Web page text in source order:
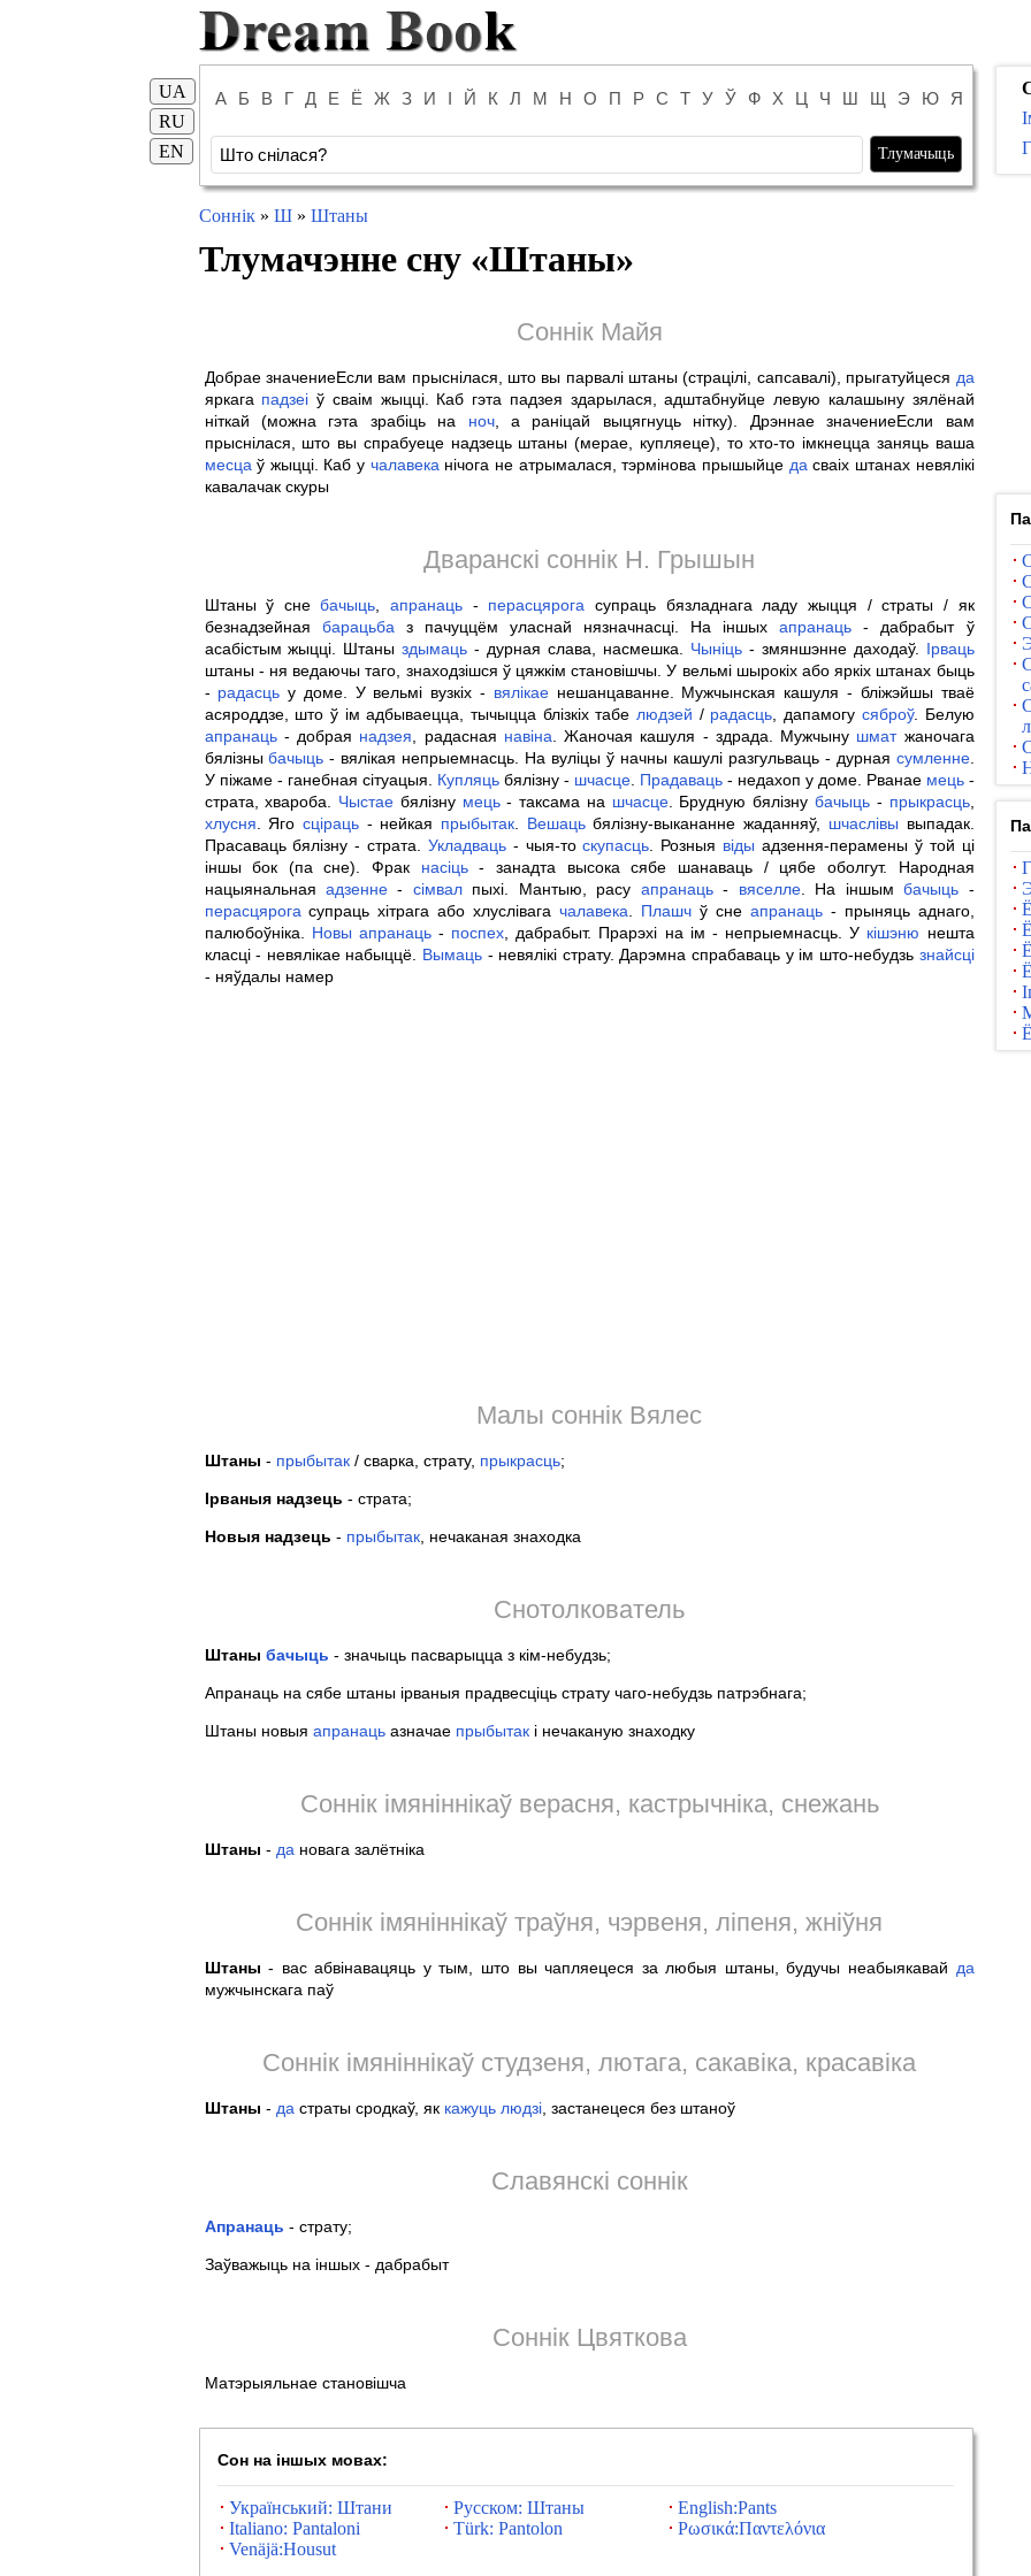
А Б В Г Д Е Ё Ж З И І Й К Л М Н О П Р С Т У Ў Ф Х Ц Ч Ш Щ Э Ю Я
UA
RU
EN
Соннік» Ш» Штаны
Тлумачэнне сну «Штаны»
Соннік Майя
Добрае значениеЕсли вам прыснілася, што вы парвалі штаны (страцілі, сапсавалі), прыгатуйцеся да
яркага падзеі ў сваім жыцці. Каб гэта падзея здарылася, адштабнуйце левую калашыну зялёнай
ніткай (можна гэта зрабіць на ноч, а раніцай выцягнуць нітку). Дрэннае значениеЕсли вам
прыснілася, што вы спрабуеце надзець штаны (мерае, купляеце), то хто-то імкнецца заняць ваша
месца ў жыцці. Каб у чалавека нічога не атрымалася, тэрмінова прышыйце да сваіх штанах невялікі
кавалачак скуры
Дваранскі соннік Н. Грышын
Штаны ў снебачыць ,апранаць - перасцярога супраць бязладнага ладу жыцця / страты / як
безнадзейная барацьба з пачуццём уласнай нязначнасці. На іншыхапранаць - дабрабыт ў
асабістым жыцці. Штаныздымаць - дурная слава, насмешка. Чыніць- змяншэнне даходаў. Ірваць
штаны - ня ведаючы таго, знаходзішся ў цяжкім становішчы. У вельмі шырокіх або яркіх штанах быць
- радасць у доме. У вельмі вузкіх - вялікаенешанцаванне. Мужчынская кашуля - бліжэйшы тваё
асяроддзе, што ў ім адбываецца, тычыцца блізкіх табе людзей / радасць , дапамогу сяброў. Белую
апранаць- добрая надзея , радасная навіна . Жаночая кашуля - здрада. Мужчыну шматжаночага
бялізныбачыць - вялікая непрыемнасць. На вуліцы ў начны кашулі разгульваць - дурная сумленне.
У піжаме - ганебная сітуацыя. Купляцьбялізну - шчасце. Прадаваць- недахоп у доме. Рванае мець-
страта, хвароба. Чыстае бялізну мець- таксама на шчасце. Брудную бялізну бачыць- прыкрасць,
хлусня . Яго сціраць- нейкая прыбытак Вешацьбялізну-выкананне жаданняў, шчаслівы выпадак.
Прасаваць бялізну - страта. Укладваць- чыя-тоскупасць . Розныя віды адзення-перамены ў той ці
іншы бок (па сне). Фрак насіць- занадта высока сябе шанаваць / цябе оболгут. Народная
нацыянальная адзенне- сімвалпыхі. Мантыю, расу апранаць- вяселле. На іншымбачыць -
перасцярога супраць хітрага або хлуслівагачалавека Плашч ў сне апранаць- прыняць аднаго,
палюбоўніка. Новы апранаць- поспех , дабрабыт. Прарэхі на ім - непрыемнасць. У кішэню нешта
класці - невялікае набыццё. Вымаць- невялікі страту. Дарэмна спрабаваць у ім што-небудзь знайсці
- няўдалы намер
Малы соннік Вялес
Штаны - прыбытак/ сварка, страту, прыкрасць;
Ірваныя надзець - страта;
Новыя надзець - прыбытак, нечаканая знаходка
Снотолкователь
Штаны бачыць - значыць пасварыцца з кім-небудзь;
Апранаць на сябе штаны ірваныя прадвесціць страту чаго-небудзь патрэбнага;
Штаны новыя апранацьазначае прыбытакі нечаканую знаходку
Соннік імяніннікаў верасня, кастрычніка, снежань
Штаны - да новага залётніка
Соннік імяніннікаў траўня, чэрвеня, ліпеня, жніўня
Штаны- вас абвінавацяць у тым, што вы чапляецеся за любыя штаны, будучы неабыякавай да
мужчынскага паў
Соннік імяніннікаў студзеня, лютага, сакавіка, красавіка
Штаны - да страты сродкаў, як кажуць людзі, застанецеся без штаноў
Славянскі соннік
Апранаць - страту;
Заўважыць на іншых - дабрабыт
Соннік Цвяткова
Матэрыяльнае становішча
Сон на іншых мовах:
Український: Штани Русском: Штаны
English:Pants
Italiano: Pantaloni
Türk: Pantolon
Ρωσικά:Παντελόνια
Venäjä:Housut